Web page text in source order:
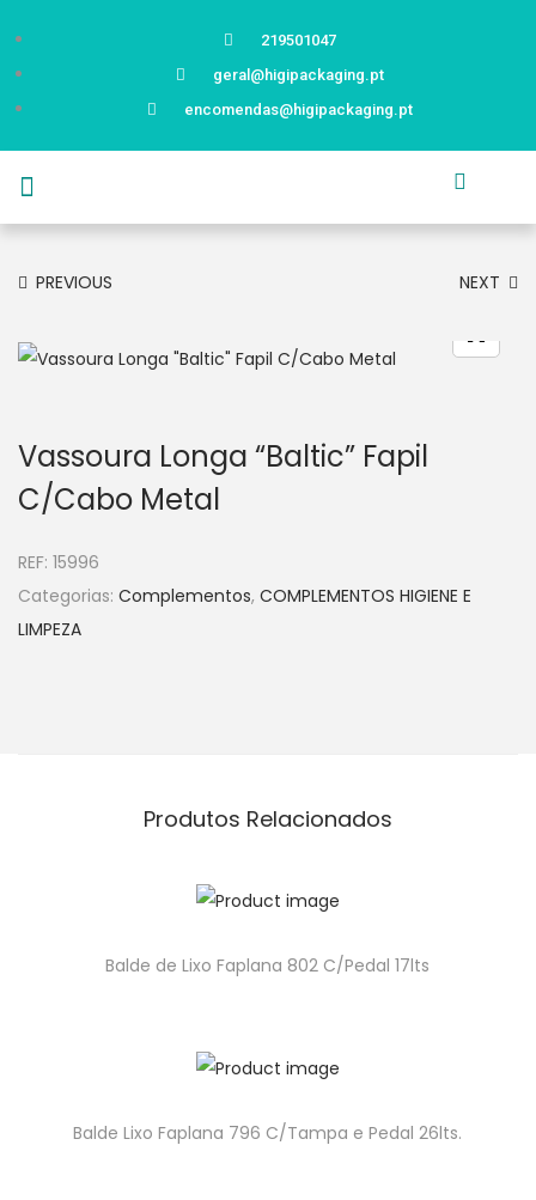
219501047
geral@higipackaging.pt
encomendas@higipackaging.pt
PREVIOUS NEXT
Vassoura Longa “Baltic” Fapil
C/Cabo Metal
REF: 15996
Categorias: Complementos, COMPLEMENTOS HIGIENE E
LIMPEZA
Produtos Relacionados
Balde de Lixo Faplana 802 C/Pedal 17lts
Balde Lixo Faplana 796 C/Tampa e Pedal 26lts.